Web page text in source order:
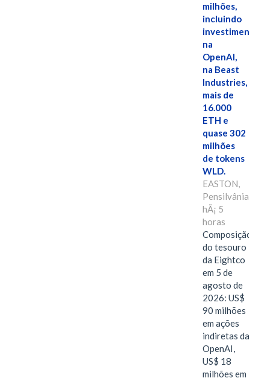
milhões,
incluindo
investimentos
na
OpenAI,
na Beast
Industries,
mais de
16.000
ETH e
quase 302
milhões
de tokens
WLD.
EASTON,
Pensilvânia,
hÃ¡ 5
horas
Composição
do tesouro
da Eightco
em 5 de
agosto de
2026: US$
90 milhões
em ações
indiretas da
OpenAI,
US$ 18
milhões em